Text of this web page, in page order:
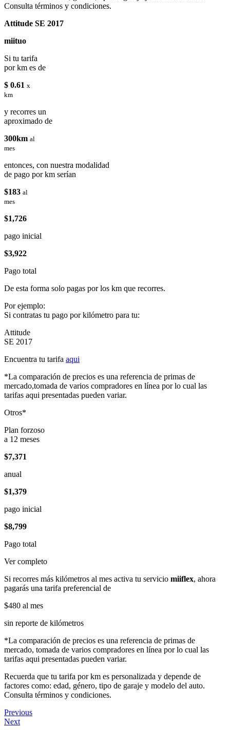
Consulta términos y condiciones.
Attitude SE 2017
miituo
Si tu tarifa
por km es de
$ 0.61 x
km
y recorres un
aproximado de
300km al
mes
entonces, con nuestra modalidad
de pago por km serían
$183 al
mes
$1,726
pago inicial
$3,922
Pago total
De esta forma solo pagas por los km que recorres.
Por ejemplo:
Si contratas tu pago por kilómetro para tu:
Attitude
SE 2017
Encuentra tu tarifa aqui
*La comparación de precios es una referencia de primas de
mercado,tomada de varios compradores en línea por lo cual las
tarifas aqui presentadas pueden variar.
Otros*
Plan forzoso
a 12 meses
$7,371
anual
$1,379
pago inicial
$8,799
Pago total
Ver completo
Si recorres más kilómetros al mes activa tu servicio miiflex, ahora
pagarás una tarifa preferencial de
$480 al mes
sin reporte de kilómetros
*La comparación de precios es una referencia de primas de
mercado, tomada de varios compradores en línea por lo cual las
tarifas aqui presentadas pueden variar.
Recuerda que tu tarifa por km es personalizada y depende de
factores como: edad, género, tipo de garaje y modelo del auto.
Consulta términos y condiciones.
Previous
Next